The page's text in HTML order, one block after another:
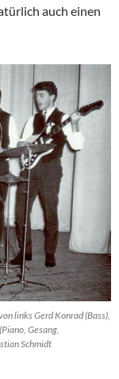
auch einen
links Gerd Konrad (Bass),
Gesang,
Schmidt